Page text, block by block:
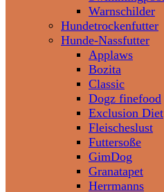
Warnschilder
Hundetrockenfutter
Hunde-Nassfutter
Applaws
Bozita
Classic
Dogz finefood
Exclusion Diet
Fleischeslust
Futtersoße
GimDog
Granatapet
Herrmanns